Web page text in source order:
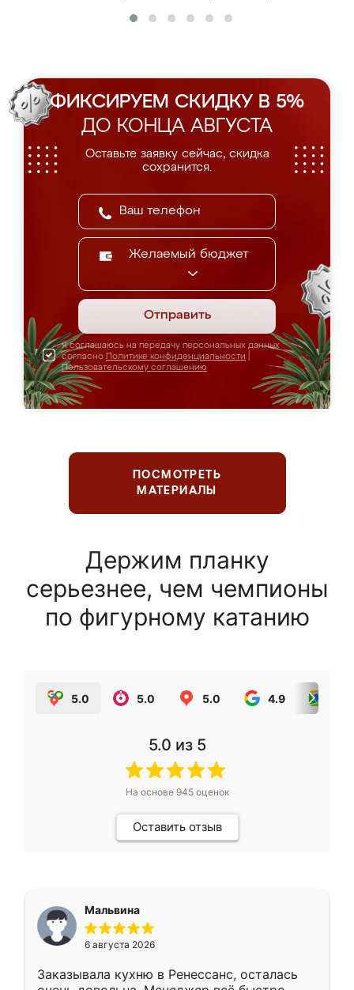
ФИКСИРУЕМ СКИДКУ В 5%
ДО КОНЦА АВГУСТА
Оставьте заявку сейчас, скидка
сохранится.
Желаемый бюджет
Отправить
Я соглашаюсь на передачу персональных данных
согласно Политике конфиденциальности
Пользовательскому соглашению
ПОСМОТРЕТЬ
МАТЕРИАЛЫ
Держим планку
серьезнее, чем чемпионы
по фигурному катанию
5.0 5.0 5.0 4.9
5.0 из 5
На основе 945оценок
Оставить отзыв
Мальвина
6 августа 2026
Заказывала кухню в Ренессанс, осталась